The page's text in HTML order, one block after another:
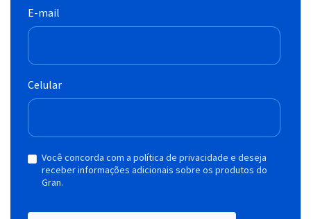
E-mail
Celular
Você concorda com a política de privacidade e deseja
receber informações adicionais sobre os produtos do
Gran.